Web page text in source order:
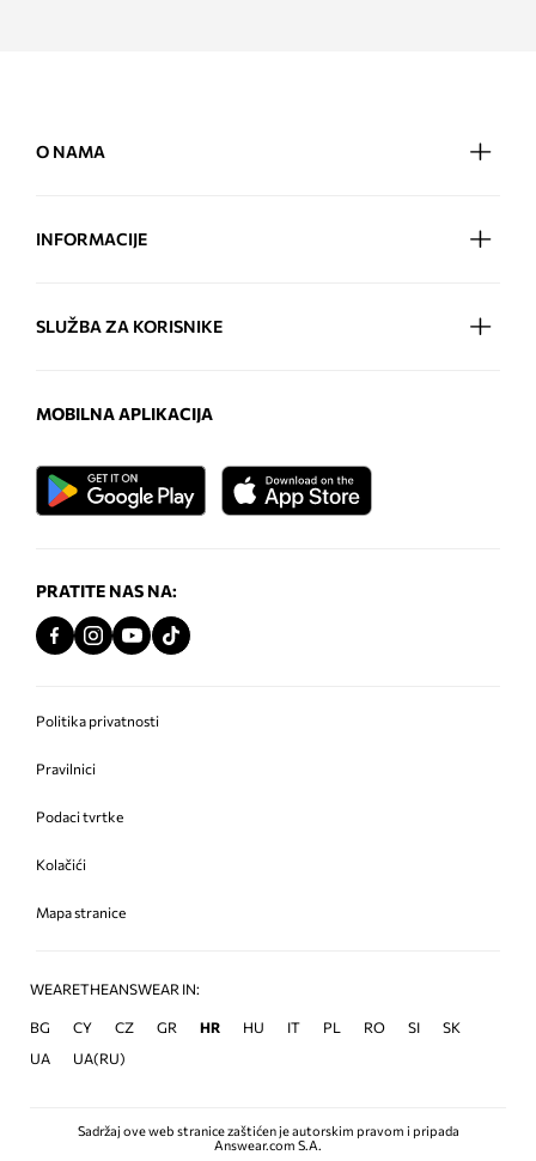
O NAMA
INFORMACIJE
SLUŽBA ZA KORISNIKE
MOBILNA APLIKACIJA
PRATITE NAS NA:
Politika privatnosti
Pravilnici
Podaci tvrtke
Kolačići
Mapa stranice
WEARETHEANSWEAR IN:
BG CY CZ GR HR HU IT PL RO SI
SK
UA
UA(RU)
Sadržaj ove web stranice zaštićen je autorskim pravom i pripada
Answear.com S.A.